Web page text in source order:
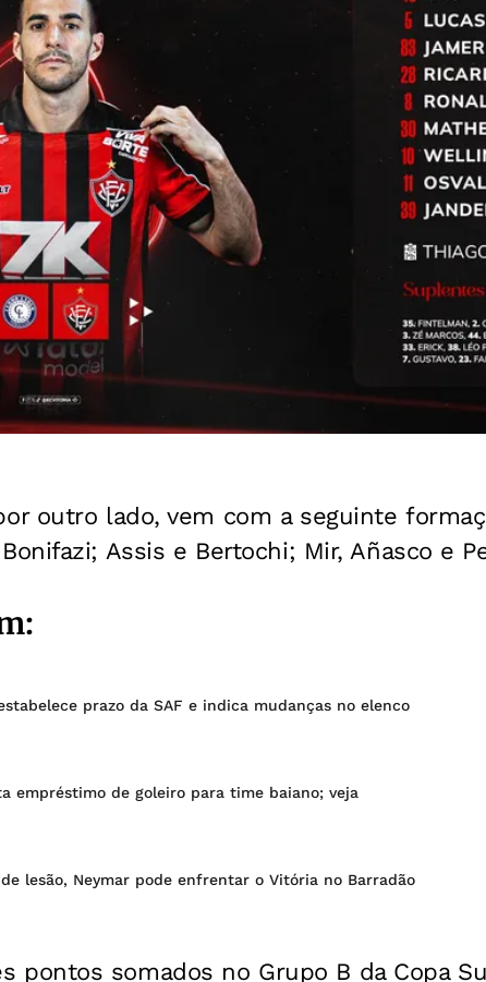
outro lado, vem com a seguinte
Assis e Bertochi; Mir, Añasco e
prazo da SAF e indica mudanças no elenco
empréstimo de goleiro para time baiano; veja
lesão, Neymar pode enfrentar o Vitória no Barradão
pontos somados no Grupo B da Copa